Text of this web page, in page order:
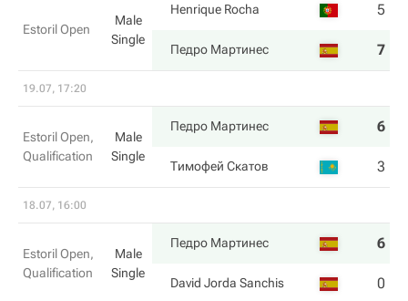
Estoril Open
Male
Single
Henrique Rocha 5
Педро Мартинес 7
19.07, 17:20
Estoril Open,
Qualification
Male
Single
Педро Мартинес 6
Тимофей Скатов 3
18.07, 16:00
Estoril Open,
Qualification
Male
Single
Педро Мартинес 6
David Jorda Sanchis 0